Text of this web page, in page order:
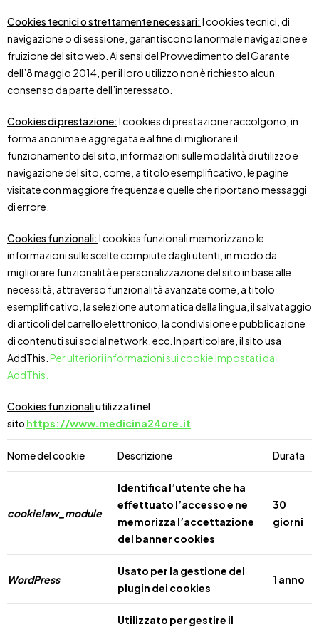
Cookies tecnici o strettamente necessari:I cookies tecnici, di
navigazione o di sessione, garantiscono la normale navigazione e
fruizione del sito web. Ai sensi del Provvedimento del Garante
dell’8 maggio 2014, per il loro utilizzo non è richiesto alcun
consenso da parte dell’interessato.
Cookies di prestazione:I cookies di prestazione raccolgono, in
forma anonima e aggregata e al fine di migliorare il
funzionamento del sito, informazioni sulle modalità di utilizzo e
navigazione del sito, come, a titolo esemplificativo, le pagine
visitate con maggiore frequenza e quelle che riportano messaggi
di errore.
Cookies funzionali:I cookies funzionali memorizzano le
informazioni sulle scelte compiute dagli utenti, in modo da
migliorare funzionalità e personalizzazione del sito in base alle
necessità, attraverso funzionalità avanzate come, a titolo
esemplificativo, la selezione automatica della lingua, il salvataggio
di articoli del carrello elettronico, la condivisione e pubblicazione
di contenuti sui social network, ecc. In particolare, il sito usa
AddThis. Per ulteriori informazioni sui cookie impostati da
AddThis.
Cookies funzionaliutilizzati nel
sito https://www.medicina24ore.it
Nome del cookie Descrizione Durata
cookielaw_module
Identifica l’utente che ha
effettuato l’accesso e ne
memorizza l’accettazione
del banner cookies
30
giorni
WordPress
Usato per la gestione del
plugin dei cookies
1 anno
Utilizzato per gestire il